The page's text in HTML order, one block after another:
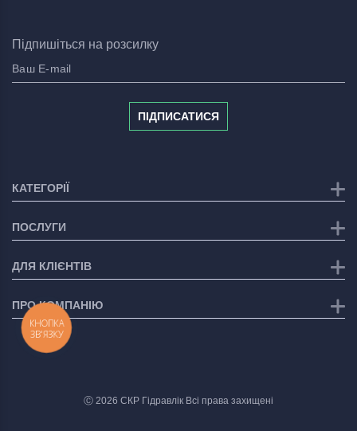
Підпишіться на розсилку
ПІДПИСАТИСЯ
КАТЕГОРІЇ
ПОСЛУГИ
ДЛЯ КЛІЄНТІВ
ПРО КОМПАНІЮ
Ⓒ 2026 СКР Гідравлік Всі права захищені
КНОПКА
ЗВ'ЯЗКУ